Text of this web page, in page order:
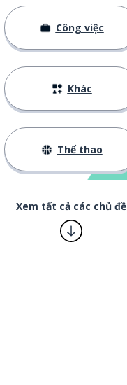
Công việc
Khác
Thể thao
Xem tất cả các chủ đề